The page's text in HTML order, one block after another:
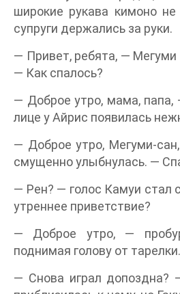
широкие рукава кимоно
супруги держались за руки.
— Привет, ребята, —
— Как спалось?
— Доброе утро, мама, папа,
лице у Айрис появилась
— Доброе утро, Мегуми-
смущенно улыбнулась. —
— Рен? — голос Камуи стал
утреннее приветствие?
— Доброе утро, —
поднимая голову от тарелки.
— Снова играл допоздна?